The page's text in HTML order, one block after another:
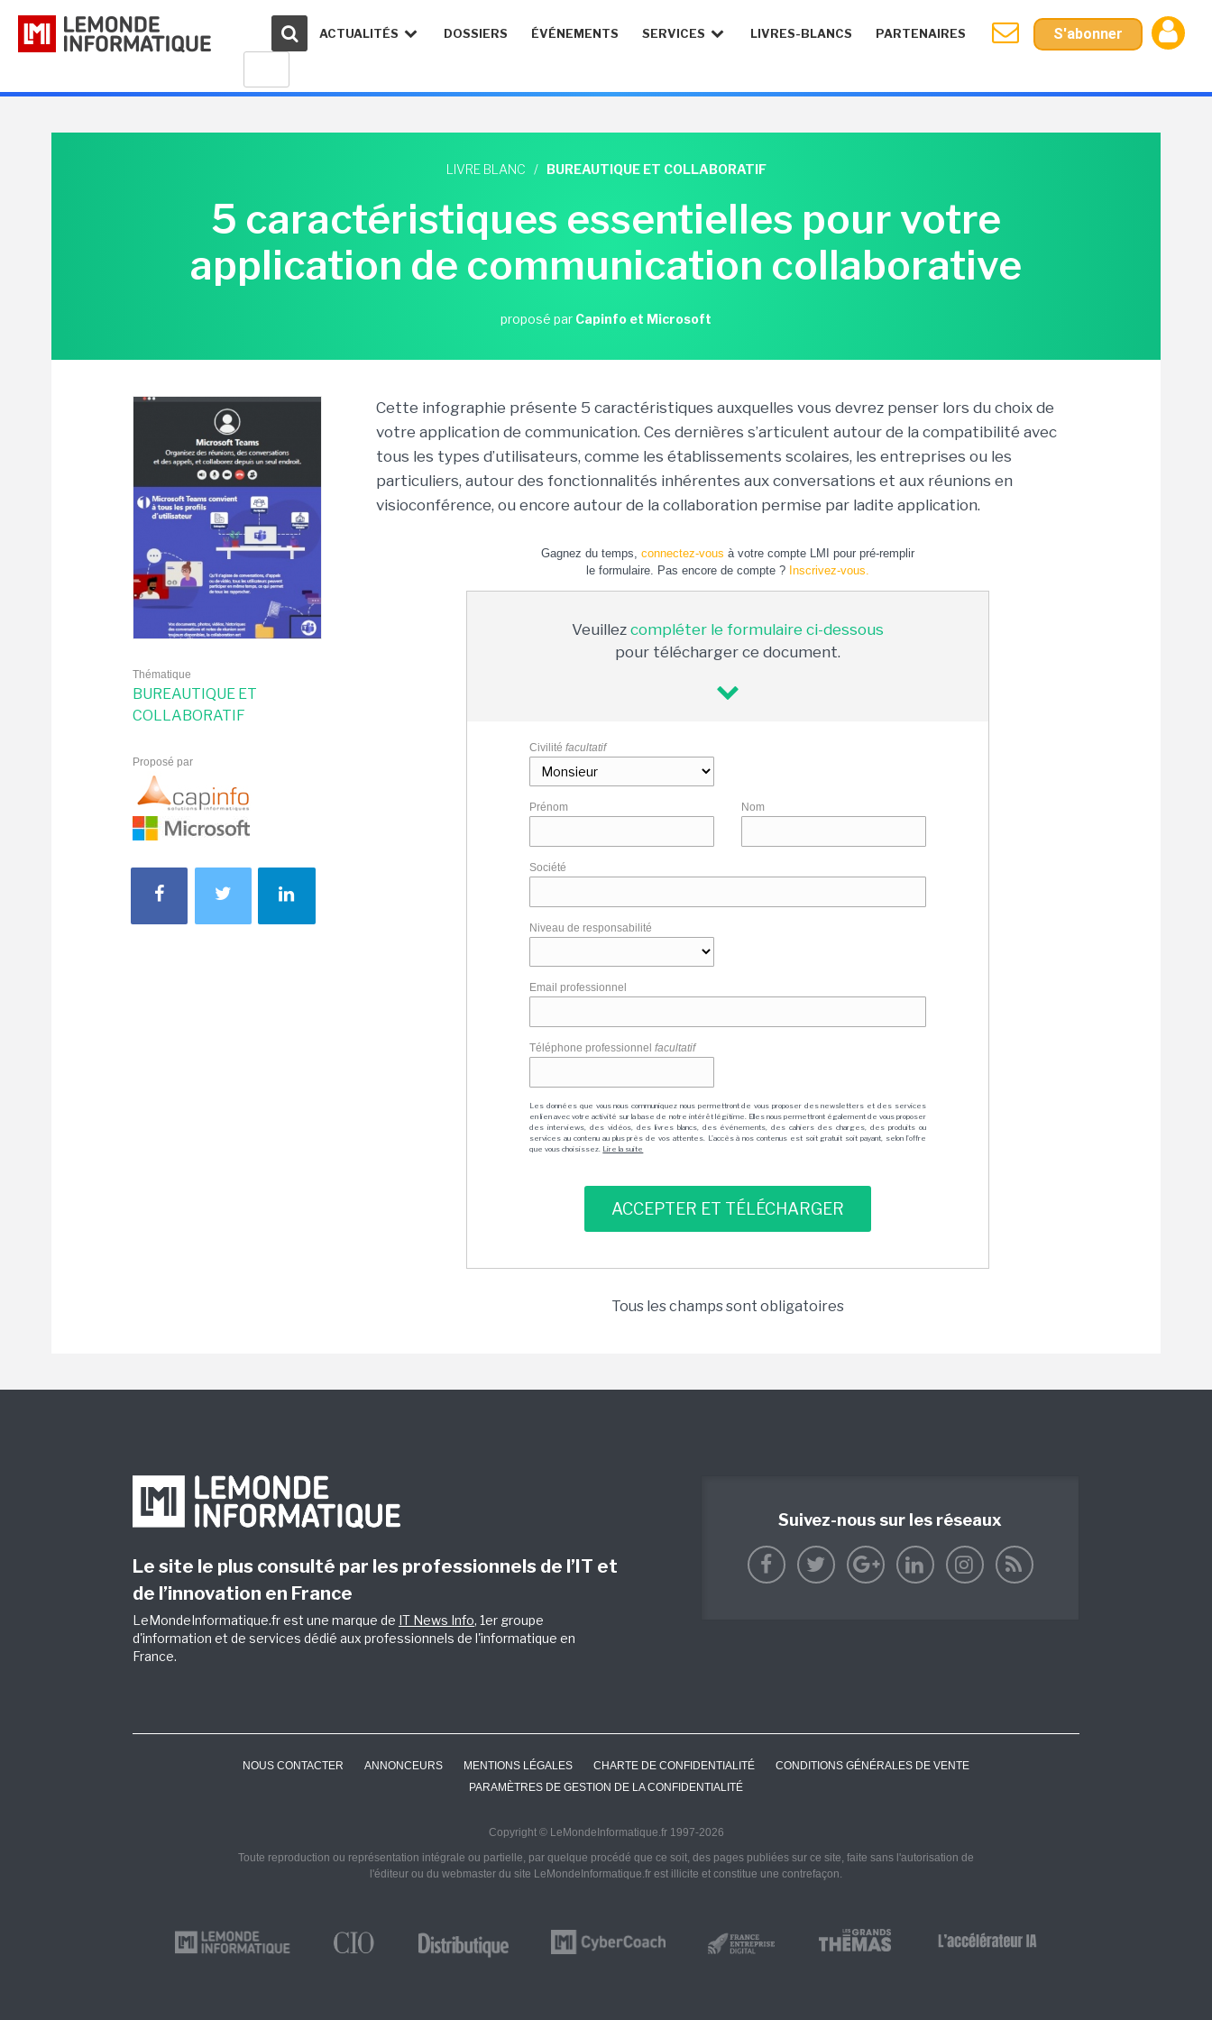
ACTUALITÉS DOSSIERS ÉVÉNEMENTS SERVICES LIVRES-BLANCS PARTENAIRES S'abonner
LIVRE BLANC / BUREAUTIQUE ET COLLABORATIF
5 caractéristiques essentielles pour votre
application de communication collaborative
proposé par Capinfo et Microsoft
Thématique
BUREAUTIQUE ET
COLLABORATIF
Proposé par
Cette infographie présente 5 caractéristiques auxquelles vous devrez penser lors du choix de
votre application de communication. Ces dernières s’articulent autour de la compatibilité avec
tous les types d’utilisateurs, comme les établissements scolaires, les entreprises ou les
particuliers, autour des fonctionnalités inhérentes aux conversations et aux réunions en
visioconférence, ou encore autour de la collaboration permise par ladite application.
Gagnez du temps, connectez-vous à votre compte LMI pour pré-remplir
le formulaire. Pas encore de compte ? Inscrivez-vous.
Veuillez compléter le formulaire ci-dessous
pour télécharger ce document.
Civilitéfacultatif
Prénom Nom
Société
Niveau de responsabilité
Email professionnel
Téléphone professionnelfacultatif
Les données que vous nous communiquez nous permettront de vous proposer des newsletters et des services
en lien avec votre activité sur la base de notre intérêt légitime. Elles nous permettront également de vous proposer
des interviews, des vidéos, des livres blancs, des événements, des cahiers des charges, des produits ou
services au contenu au plus près de vos attentes. L'accès à nos contenus est soit gratuit soit payant, selon l'offre
que vous choisissez. Lire la suite
Tous les champs sont obligatoires
Le site le plus consulté par les professionnels de l’IT et
de l’innovation en France
LeMondeInformatique.fr est une marque de IT News Info, 1er groupe
d'information et de services dédié aux professionnels de l'informatique en
France.
Suivez-nous sur les réseaux
NOUS CONTACTER ANNONCEURS MENTIONS LÉGALES CHARTE DE CONFIDENTIALITÉ
CONDITIONS GÉNÉRALES DE VENTE
PARAMÈTRES DE GESTION DE LA CONFIDENTIALITÉ
Copyright © LeMondeInformatique.fr 1997-2026
Toute reproduction ou représentation intégrale ou partielle, par quelque procédé que ce soit, des pages publiées sur ce site, faite sans l'autorisation de
l'éditeur ou du webmaster du site LeMondeInformatique.fr est illicite et constitue une contrefaçon.